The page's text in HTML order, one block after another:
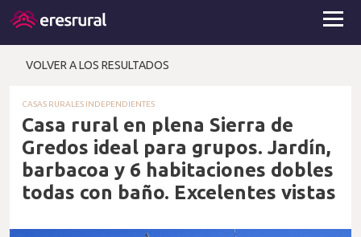
VOLVER A LOS RESULTADOS
CASAS RURALES INDEPENDIENTES
Casa rural en plena Sierra de
Gredos ideal para grupos. Jardín,
barbacoa y 6 habitaciones dobles
todas con baño. Excelentes vistas